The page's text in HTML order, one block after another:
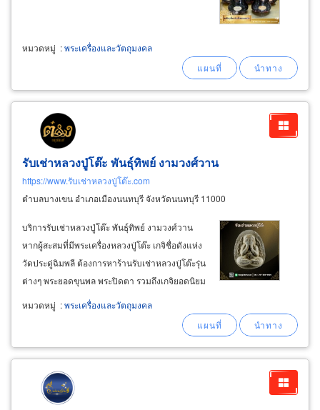
หมวดหมู่ :พระเครื่องและวัตถุมงคล
รับเช่าหลวงปู่โต๊ะ พันธุ์ทิพย์ งามวงศ์วาน
https://www.รับเช่าหลวงปู่โต๊ะ.com
ตำบลบางเขน อำเภอเมืองนนทบุรี จังหวัดนนทบุรี 11000
บริการรับเช่าหลวงปู่โต๊ะ พันธุ์ทิพย์ งามวงศ์วาน
หากผู้สะสมที่มีพระเครื่องหลวงปู่โต๊ะ เกจิชื่อดังแห่ง
วัดประดู่ฉิมพลี ต้องการหาร้านรับเช่าหลวงปู่โต๊ะรุ่น
ต่างๆ พระยอดขุนพล พระปิดตา รวมถึงเกจิยอดนิยม
วัตถุมงคลต่างๆ ให้ราคายุติธรรม จ่ายสด ดูพระด้วย
ความหลักมาตรฐานสากล แนะนำที่ พันธุ์ทิพย์
หมวดหมู่ :พระเครื่องและวัตถุมงคล